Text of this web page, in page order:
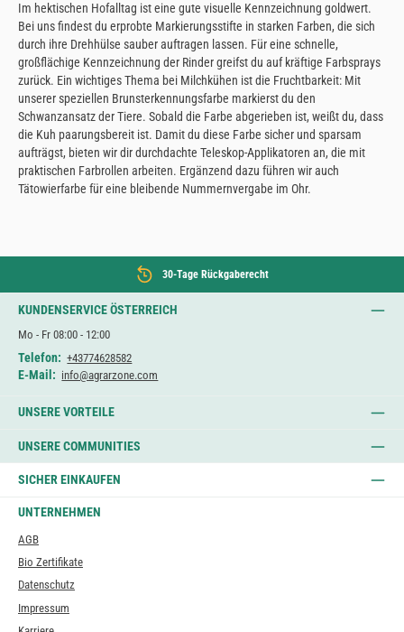
Im hektischen Hofalltag ist eine gute visuelle Kennzeichnung goldwert.
Bei uns findest du erprobte Markierungsstifte in starken Farben, die sich
durch ihre Drehhülse sauber auftragen lassen. Für eine schnelle,
großflächige Kennzeichnung der Rinder greifst du auf kräftige Farbsprays
zurück. Ein wichtiges Thema bei Milchkühen ist die Fruchtbarkeit: Mit
unserer speziellen Brunsterkennungsfarbe markierst du den
Schwanzansatz der Tiere. Sobald die Farbe abgerieben ist, weißt du, dass
die Kuh paarungsbereit ist. Damit du diese Farbe sicher und sparsam
aufträgst, bieten wir dir durchdachte Teleskop-Applikatoren an, die mit
praktischen Farbrollen arbeiten. Ergänzend dazu führen wir auch
Tätowierfarbe für eine bleibende Nummernvergabe im Ohr.
30-Tage Rückgaberecht
KUNDENSERVICE ÖSTERREICH
Mo - Fr 08:00 - 12:00
Telefon: +43774628582
E-Mail: info@agrarzone.com
UNSERE VORTEILE
UNSERE COMMUNITIES
SICHER EINKAUFEN
UNTERNEHMEN
AGB
Bio Zertifikate
Datenschutz
Impressum